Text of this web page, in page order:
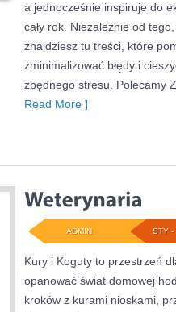
a jednocześnie inspiruje do
cały rok. Niezależnie od
znajdziesz tu treści, które
zminimalizować błędy i
zbędnego stresu. Polecamy
Read More ]
STY -
ADMIN
Kury i Koguty to przestrzeń
opanować świat domowej
kroków z kurami nioskami,